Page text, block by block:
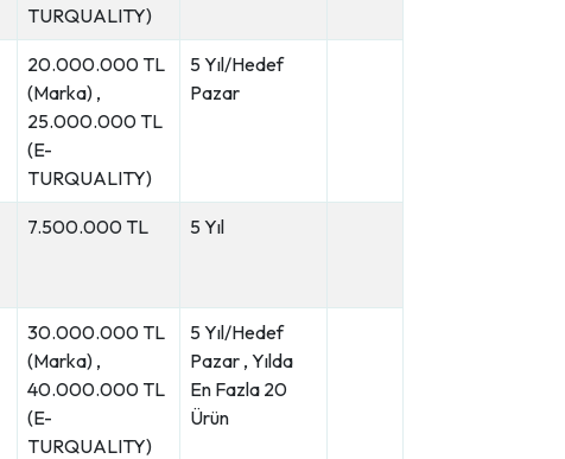
TURQUALITY)
20.000.000 TL
(Marka) ,
25.000.000 TL
(E-
TURQUALITY)
5 Yıl/Hedef
Pazar
7.500.000 TL 5 Yıl
30.000.000 TL
(Marka) ,
40.000.000 TL
(E-
TURQUALITY)
5 Yıl/Hedef
Pazar , Yılda
En Fazla 20
Ürün